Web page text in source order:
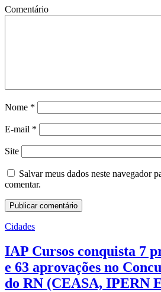
Comentário
Nome *
E-mail *
Site
Salvar meus dados neste navegador
comentar.
Cidades
IAP Cursos conquista 7
e 63 aprovações no
do RN (CEASA, IPERN